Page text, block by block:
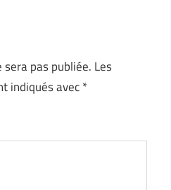
pas publiée. Les
indiqués avec*